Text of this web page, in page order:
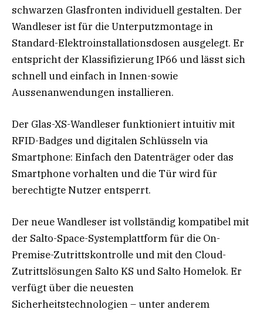
schwarzen Glasfronten individuell gestalten. Der
Wandleser ist für die Unterputzmontage in
Standard-Elektroinstallationsdosen ausgelegt. Er
entspricht der Klassifizierung IP66 und lässt sich
schnell und einfach in Innen-sowie
Aussenanwendungen installieren.
Der Glas-XS-Wandleser funktioniert intuitiv mit
RFID-Badges und digitalen Schlüsseln via
Smartphone: Einfach den Datenträger oder das
Smartphone vorhalten und die Tür wird für
berechtigte Nutzer entsperrt.
Der neue Wandleser ist vollständig kompatibel mit
der Salto-Space-Systemplattform für die On-
Premise-Zutrittskontrolle und mit den Cloud-
Zutrittslösungen Salto KS und Salto Homelok. Er
verfügt über die neuesten
Sicherheitstechnologien – unter anderem